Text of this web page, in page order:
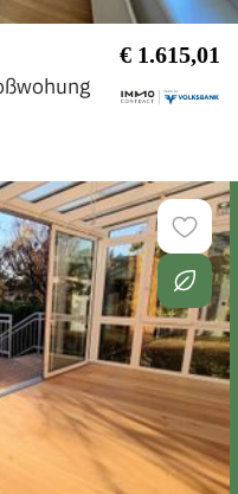
€ 1.615,01